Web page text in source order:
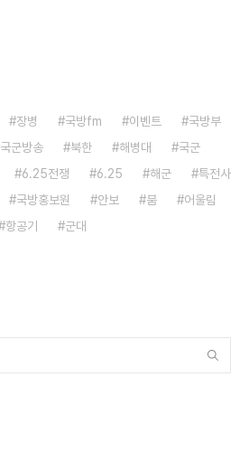
장병 국방fm 이벤트
국방부
국군방송 북한 해병대
국군
6.25전쟁 6.25 해군
특전사
국방홍보원 안보 붐
어울림
항공기 군대